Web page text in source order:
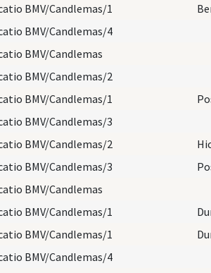
BMV/Candlemas/1
BMV/Candlemas/4
BMV/Candlemas
BMV/Candlemas/2
BMV/Candlemas/1
BMV/Candlemas/3
BMV/Candlemas/2
BMV/Candlemas/3
BMV/Candlemas
BMV/Candlemas/1
BMV/Candlemas/1
BMV/Candlemas/4